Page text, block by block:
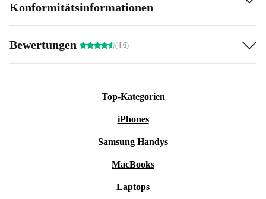
Konformitätsinformationen
Bewertungen (4.6)
Top-Kategorien
iPhones
Samsung Handys
MacBooks
Laptops